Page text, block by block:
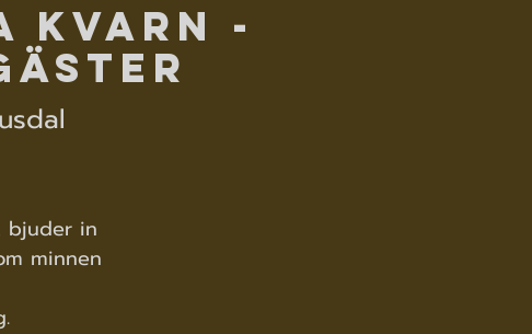
Kvarn -
bjuder in
minnen